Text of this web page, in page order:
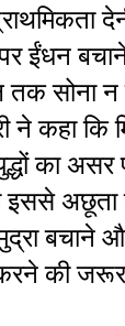
ईंधन
सोना न
ने कहा कि
का असर
इससे
बचाने
की